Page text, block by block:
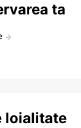
ta
loialitate